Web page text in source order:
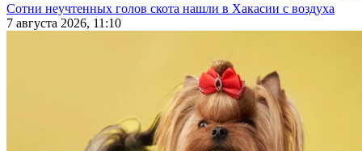
Сотни неучтенных голов скота нашли в Хакасии с воздуха
7 августа 2026, 11:10